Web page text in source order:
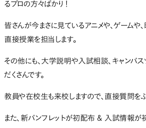
るプロの方々ばかり！
皆さんが今まさに見ているアニメや、ゲームや
直接授業を担当します。
その他にも、大学説明や入試相談、キャンパス
だくさんです。
教員や在校生も来校しますので、直接質問を
また、新パンフレットが初配布 ＆ 入試情報が